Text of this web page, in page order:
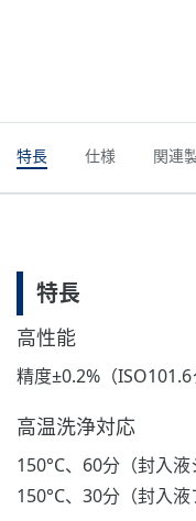
特長 仕様 関連
特長
高性能
精度±0.2%（ISO101.6
高温洗浄対応
150°C、60分（封入液
150°C、30分（封入液